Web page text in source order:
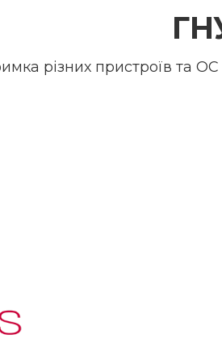
різних пристроїв та ОС